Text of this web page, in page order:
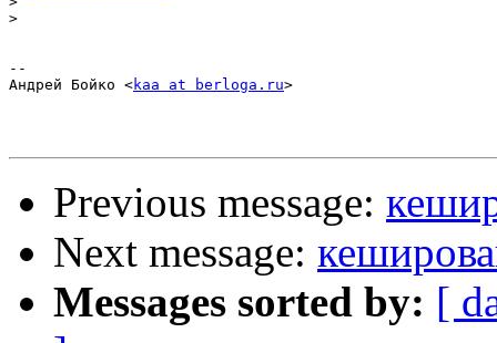
>
--
Андрей Бойко <kaa at berloga.ru>
Previous message:
Next message:
Messages sorted by: [